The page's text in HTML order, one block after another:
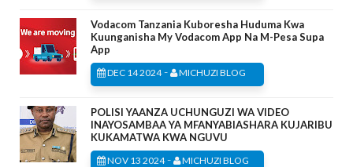
Vodacom Tanzania Kuboresha Huduma Kwa
Kuunganisha My Vodacom App Na M-Pesa Supa
App
DEC 14 2024- MICHUZI BLOG
POLISI YAANZA UCHUNGUZI WA VIDEO
INAYOSAMBAA YA MFANYABIASHARA KUJARIBU
KUKAMATWA KWA NGUVU
NOV 13 2024- MICHUZI BLOG